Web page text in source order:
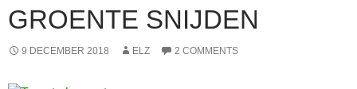
GROENTE SNIJDEN
9 DECEMBER 2018 ELZ 2 COMMENTS